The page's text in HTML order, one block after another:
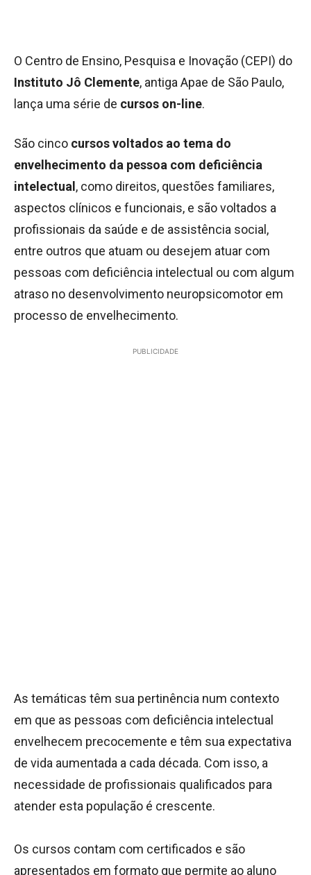
O Centro de Ensino, Pesquisa e Inovação (CEPI) do
Instituto Jô Clemente, antiga Apae de São Paulo,
lança uma série de cursos on-line.
São cinco cursos voltados ao tema do
envelhecimento da pessoa com deficiência
intelectual , como direitos, questões familiares,
aspectos clínicos e funcionais, e são voltados a
profissionais da saúde e de assistência social,
entre outros que atuam ou desejem atuar com
pessoas com deficiência intelectual ou com algum
atraso no desenvolvimento neuropsicomotor em
processo de envelhecimento.
PUBLICIDADE
As temáticas têm sua pertinência num contexto
em que as pessoas com deficiência intelectual
envelhecem precocemente e têm sua expectativa
de vida aumentada a cada década. Com isso, a
necessidade de profissionais qualificados para
atender esta população é crescente.
Os cursos contam com certificados e são
apresentados em formato que permite ao aluno